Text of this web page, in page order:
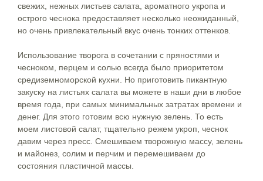
свежих, нежных листьев салата, ароматного укропа и
острого чеснока предоставляет несколько неожиданный,
но очень привлекательный вкус очень тонких оттенков.
Использование творога в сочетании с пряностями и
чесноком, перцем и солью всегда было приоритетом
средиземноморской кухни. Но приготовить пикантную
закуску на листьях салата вы можете в наши дни в любое
время года, при самых минимальных затратах времени и
денег. Для этого готовим всю нужную зелень. То есть
моем листовой салат, тщательно режем укроп, чеснок
давим через пресс. Смешиваем творожную массу, зелень
и майонез, солим и перчим и перемешиваем до
состояния пластичной массы.